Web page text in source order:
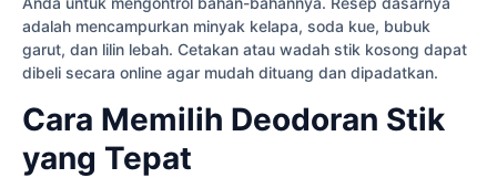
adalah mencampurkan minyak kelapa, soda kue, bubuk
garut, dan lilin lebah. Cetakan atau wadah stik kosong dapat
dibeli secara online agar mudah dituang dan dipadatkan.
Cara Memilih Deodoran Stik
yang Tepat